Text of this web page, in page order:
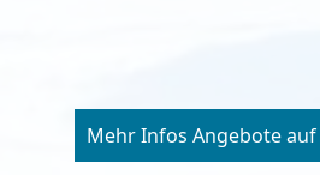
Mehr Infos Angebote auf